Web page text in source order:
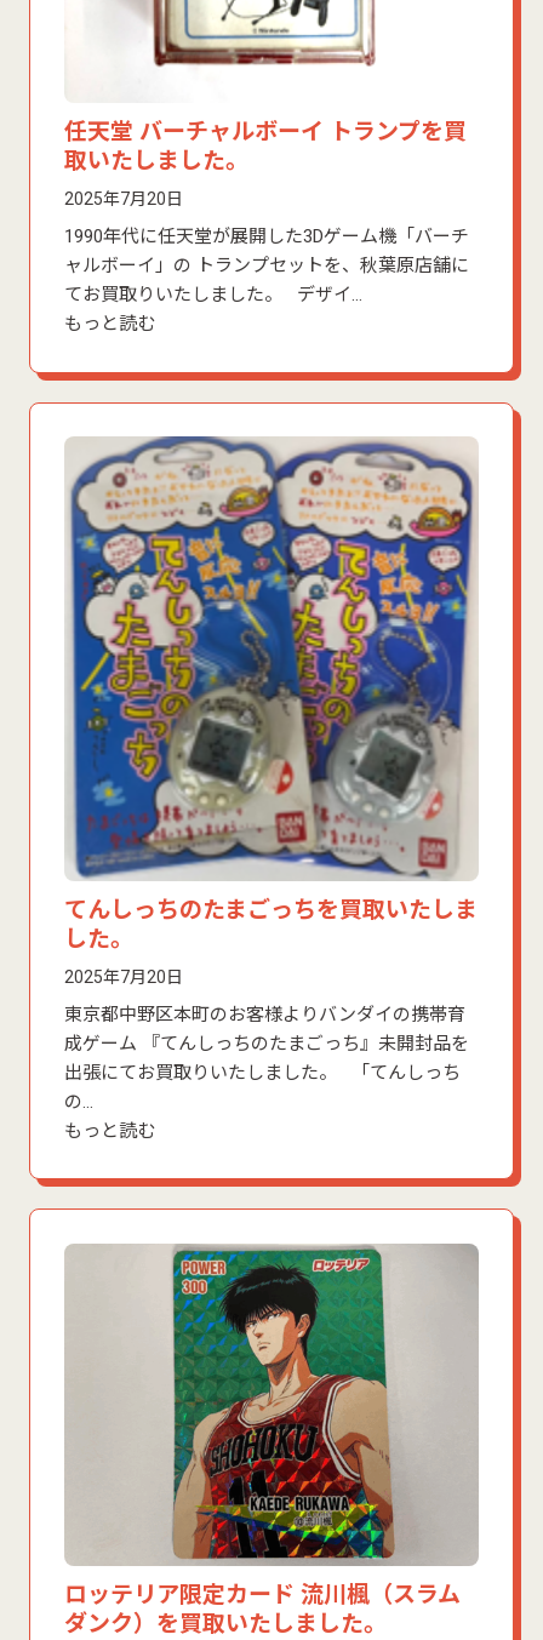
任天堂 バーチャルボーイ トランプを買
取いたしました。
2025年7月20日
1990年代に任天堂が展開した3Dゲーム機「バーチ
ャルボーイ」の トランプセットを、秋葉原店舗に
てお買取りいたしました。 デザイ…
もっと読む
てんしっちのたまごっちを買取いたしま
した。
2025年7月20日
東京都中野区本町のお客様よりバンダイの携帯育
成ゲーム 『てんしっちのたまごっち』未開封品を
出張にてお買取りいたしました。 「てんしっち
の…
もっと読む
ロッテリア限定カード 流川楓（スラム
ダンク）を買取いたしました。